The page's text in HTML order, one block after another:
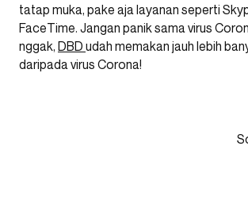
tatap muka, pake aja layanan seperti
FaceTime. Jangan panik sama virus
nggak, DBD udah memakan jauh lebih
daripada virus Corona!